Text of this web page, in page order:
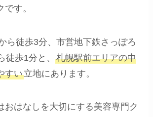
す。
ら徒歩3分、市営地下鉄さっぽろ
徒歩1分と、札幌駅前エリアの中
すい立地にあります。
おはなしを大切にする美容専門ク